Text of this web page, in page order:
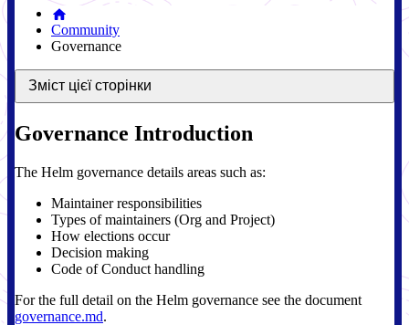
Community
Governance
Зміст цієї сторінки
Governance Introduction
The Helm governance details areas such as:
Maintainer responsibilities
Types of maintainers (Org and Project)
How elections occur
Decision making
Code of Conduct handling
For the full detail on the Helm governance see the document
governance.md.